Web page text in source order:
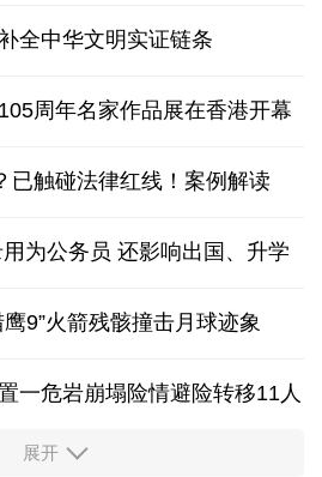
全中华文明实证链条
周年名家作品展在香港开幕
已触碰法律红线！案例解读
为公务员 还影响出国、升学
9”火箭残骸撞击月球迹象
一危岩崩塌险情避险转移11人
持续看好中国经济
展开